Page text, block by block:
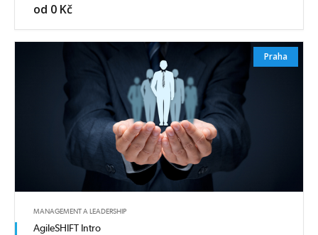
od 0 Kč
Praha
MANAGEMENT A LEADERSHIP
AgileSHIFT Intro